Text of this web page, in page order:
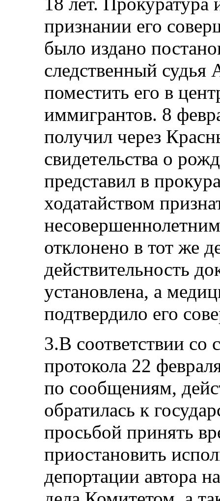
признании его
было издано
следственный судья
поместить его в
иммигрантов. 8
получил через
свидетельства о
представил в
ходатайством
отклонено в тот же
действительность
установлена, а
подтвердило его
3.В соответствии со
протокола 22
по сообщениям,
обратилась к
просьбой принять
приостановить
депортации автора